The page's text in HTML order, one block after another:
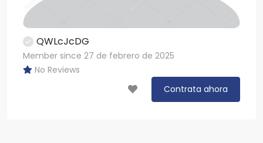
QWLcJcDG
Member since 27 de febrero de 2025
No Reviews
Contrata ahora